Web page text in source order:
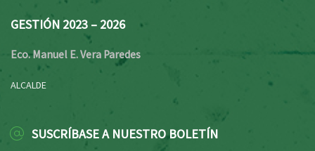
GESTIÓN 2023 – 2026
Eco. Manuel E. Vera Paredes
ALCALDE
SUSCRÍBASE A NUESTRO BOLETÍN